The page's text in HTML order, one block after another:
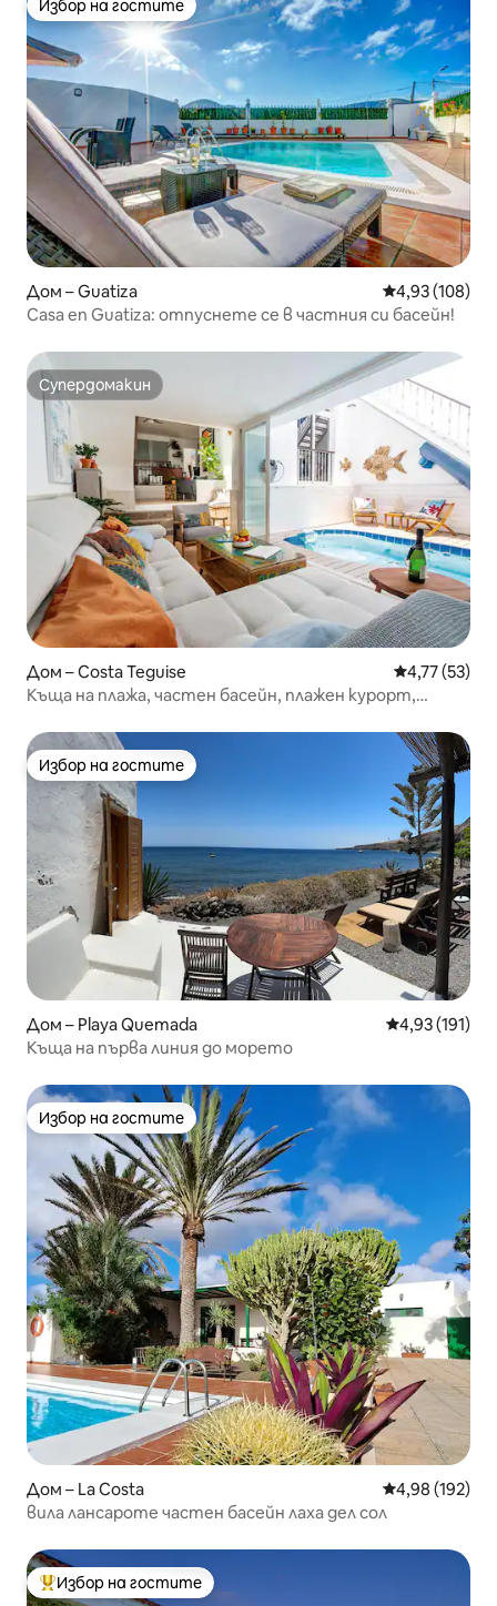
Избор на гостите
Избор на гостите
Дом – Guatiza Средна
4,93 (108)
Casa en Guatiza: отпуснете се в частния си басейн!
Супердомакин
Супердомакин
Дом – Costa Teguise Средна
4,77 (53)
Къща на плажа, частен басейн, плажен курорт,
Избор на гостите
Избор на гостите
Дом – Playa Quemada Средна
4,93 (191)
Къща на първа линия до морето
Избор на гостите
Избор на гостите
Дом – La Costa Средна
4,98 (192)
вила лансароте частен басейн лаха дел сол
Най-популярен избор на гостите
Избор на гостите